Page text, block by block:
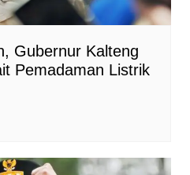
Gubernur Kalteng
Pemadaman Listrik